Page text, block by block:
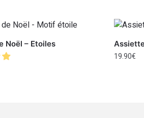
Noël – Etoiles
19.90€